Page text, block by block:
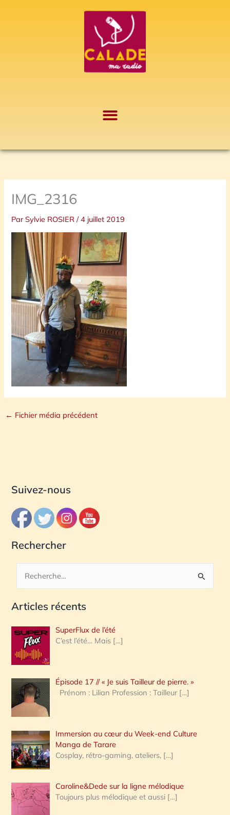
IMG_2316
ParSylvie ROSIER/4 juillet 2019
← Fichier média précédent
Suivez-nous
Rechercher
c
e
r
c
h
e
:
Articles récents
SuperFlux de l’été
C’est l’été… Mais […]
Épisode 17 // « Je suis Tailleur de pierre. »
Prénom : Lilian Profession : Tailleur […]
Immersion au cœur du Week-end Culture
Manga de Tarare
Cosplay, rétro-gaming, ateliers, […]
Caroline&Dede sur la ligne mélodique
Toujours plus mélodique et aussi […]